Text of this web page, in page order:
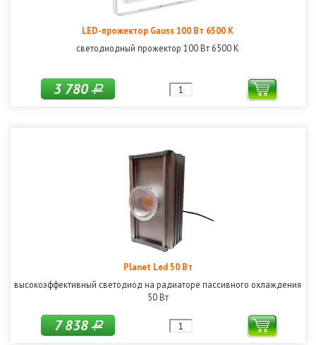
LED-прожектор Gauss 100 Вт 6500 K
светодиодный прожектор 100 Вт 6500 К
3 780Р
Planet Led 50 Вт
высокоэффективный светодиод на радиаторе пассивного охлаждения
50 Вт
7 838Р